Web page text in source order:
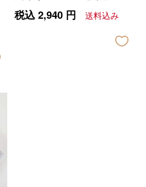
税込 2,940円 送料込み
スイーツ
ィー
屋のギフト
チョコレート
トデー